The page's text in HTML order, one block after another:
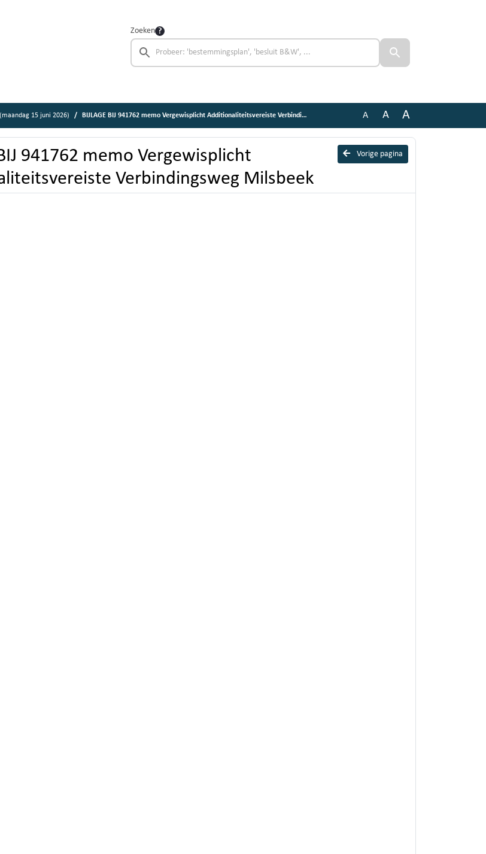
Zoeken
15 juni 2026) BIJLAGE BIJ 941762 memo Vergewisplicht Additionaliteitsvereiste Verbindingsweg Milsbeek A A A
Vorige pagina
941762 memo Vergewisplicht
Verbindingsweg Milsbeek